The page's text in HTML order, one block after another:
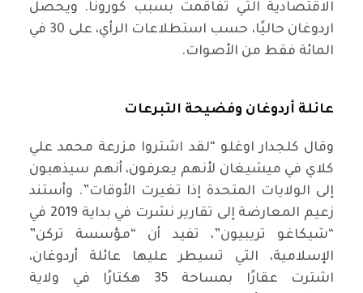
الاقتصادية التي تفاقمت بسبب كورونا. ويحصل
اردوغان حاليًا، حسب استطلاعات الرأي، على 30 في
المائة فقط من الأصوات.
عائلة أردوغان وفضيحة التبرعات
وقال كلجدار اوغلو “لقد اشتروا مزرعة محمد علي
كلاي في ميشيغان لأنهم يعرفون، أنهم سيذهبون
إلى الولايات المتحدة إذا تغيرت الأوقات”. وأستند
زعيم المعارضة إلى تقارير نشرت في بداية 2019 في
“شيكاغو تريبيون”، تفيد أن “مؤسسة تركن”
الإسلامية، التي تسيطر عليها عائلة أردوغان،
اشترت عقارًا بمساحة 35 هكتارًا في ولاية